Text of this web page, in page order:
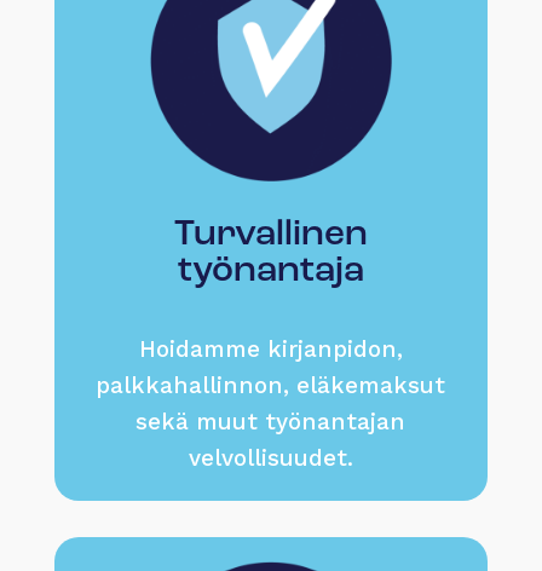
Turvallinen
työnantaja
Hoidamme kirjanpidon,
palkkahallinnon, eläkemaksut
sekä muut työnantajan
velvollisuudet.